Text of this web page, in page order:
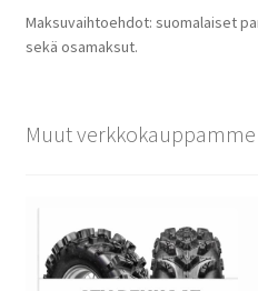
Maksuvaihtoehdot: suomalaiset
sekä osamaksut.
Muut verkkokauppamme